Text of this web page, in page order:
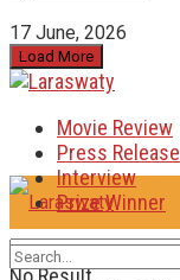
17 June, 2026
Load More
Movie Review
Press Release
Interview
Prize Winner